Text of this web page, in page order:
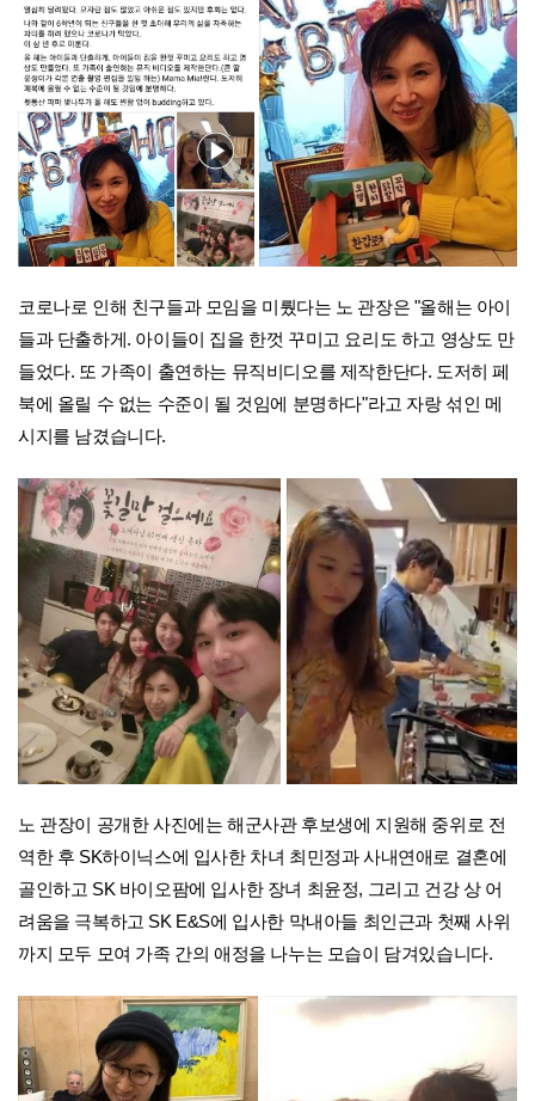
코로나로 인해 친구들과 모임을 미뤘다는 노 관장은 "올해는 아이
들과 단출하게. 아이들이 집을 한껏 꾸미고 요리도 하고 영상도 만
들었다. 또 가족이 출연하는 뮤직비디오를 제작한단다. 도저히 페
북에 올릴 수 없는 수준이 될 것임에 분명하다"라고 자랑 섞인 메
시지를 남겼습니다.
노 관장이 공개한 사진에는 해군사관 후보생에 지원해 중위로 전
역한 후 SK하이닉스에 입사한 차녀 최민정과 사내연애로 결혼에
골인하고 SK 바이오팜에 입사한 장녀 최윤정, 그리고 건강 상 어
려움을 극복하고 SK E&S에 입사한 막내아들 최인근과 첫째 사위
까지 모두 모여 가족 간의 애정을 나누는 모습이 담겨있습니다.